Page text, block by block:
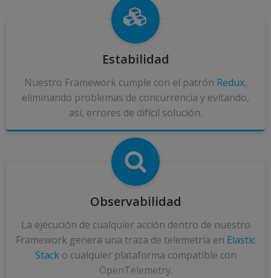
Estabilidad
Nuestro Framework cumple con el patrón Redux,
eliminando problemas de concurrencia y evitando,
así, errores de difícil solución.
Observabilidad
La ejecución de cualquier acción dentro de nuestro
Framework genera una traza de telemetría en Elastic
Stacko cualquier plataforma compatible con
OpenTelemetry.